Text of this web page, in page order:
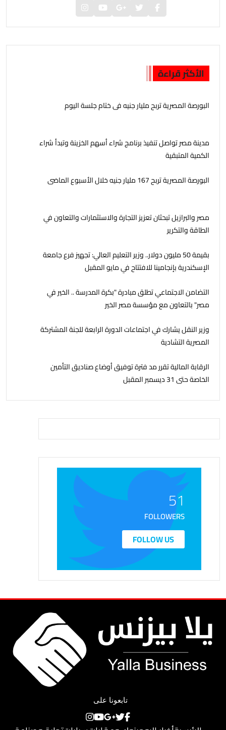
الأكثر قراءة
البورصة المصرية تربح مليار جنيه فى ختام جلسة اليوم
مدينة مصر تواصل تنفيذ برنامج شراء أسهم الخزينة وتبدأ شراء
الكمية المتبقية
البورصة المصرية تربح 167 مليار جنيه خلال الأسبوع الماضى
مصر والبرازيل تبحثان تعزيز التجارة والاستثمارات والتعاون في
الطاقة والتكرير
بقيمة 50 مليون دولار.. وزير التعليم العالي: تجهيز فرع جامعة
الإسكندرية بإنجامينا للافتتاح في مايو المقبل
التضامن الاجتماعي تطلق مبادرة "بكرة المدرسة .. الخير في
مصر" بالتعاون مع مؤسسة مصر الخير
وزير النقل يشارك في اجتماعات الدورة الرابعة للجنة المشتركة
المصرية التشادية
الرقابة المالية تقرر مد فترة توفيق أوضاع صناديق التأمين
الخاصة حتى 31 ديسمبر المقبل
51
FOLLOWERS
FOLLOW US
تابعونا على